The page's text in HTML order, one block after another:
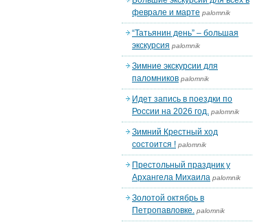
феврале и марте palomnik
“Татьянин день” – большая
экскурсия palomnik
Зимние экскурсии для
паломников palomnik
Идет запись в поездки по
России на 2026 год. palomnik
Зимний Крестный ход
состоится ! palomnik
Престольный праздник у
Архангела Михаила palomnik
Золотой октябрь в
Петропавловке. palomnik